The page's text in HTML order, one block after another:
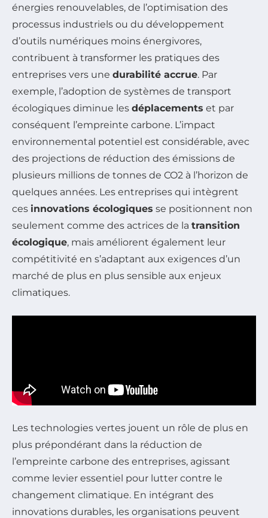
énergies renouvelables, de l’optimisation des
processus industriels ou du développement
d’outils numériques moins énergivores,
contribuent à transformer les pratiques des
entreprises vers une durabilité accrue. Par
exemple, l’adoption de systèmes de transport
écologiques diminue les déplacements et par
conséquent l’empreinte carbone. L’impact
environnemental potentiel est considérable, avec
des projections de réduction des émissions de
plusieurs millions de tonnes de CO2 à l’horizon de
quelques années. Les entreprises qui intègrent
ces innovations écologiques se positionnent non
seulement comme des actrices de la transition
écologique, mais améliorent également leur
compétitivité en s’adaptant aux exigences d’un
marché de plus en plus sensible aux enjeux
climatiques.
Les technologies vertes jouent un rôle de plus en
plus prépondérant dans la réduction de
l’empreinte carbone des entreprises, agissant
comme levier essentiel pour lutter contre le
changement climatique. En intégrant des
innovations durables, les organisations peuvent